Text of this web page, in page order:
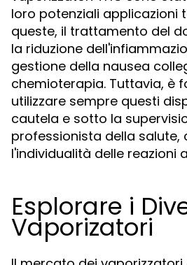
loro potenziali applicazioni
queste, il trattamento del
la riduzione
gestione della nausea
chemioterapia. Tuttavia, è
utilizzare sempre questi
cautela e sotto la
professionista della salute,
l'individualità delle reazioni
Esplorare i
Vaporizatori